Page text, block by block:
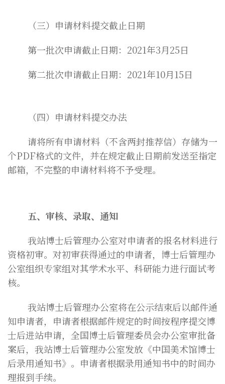
（三）申请材料提交截止日期
第一批次申请截止日期：2021年3月25日
第二批次申请截止日期：2021年10月15日
（四）申请材料提交办法
请将所有申请材料（不含两封推荐信）存储为一
个PDF格式的文件，并在规定截止日期前发送至指定
邮箱，不完整的申请材料将不予受理。
五、审核、录取、通知
我站博士后管理办公室对申请者的报名材料进行
资格初审。对初审获得通过的申请者，博士后管理办
公室组织专家组对其学术水平、科研能力进行面试考
核。
我站博士后管理办公室将在公示结束后以邮件通
知申请者，申请者根据邮件规定的时间按程序提交博
士后进站申请，全国博士后管理委员会办公室审批备
案后，我站博士后管理办公室发放《中国美术馆博士
后录用通知书》。申请者根据录用通知书中的时间办
理报到手续。